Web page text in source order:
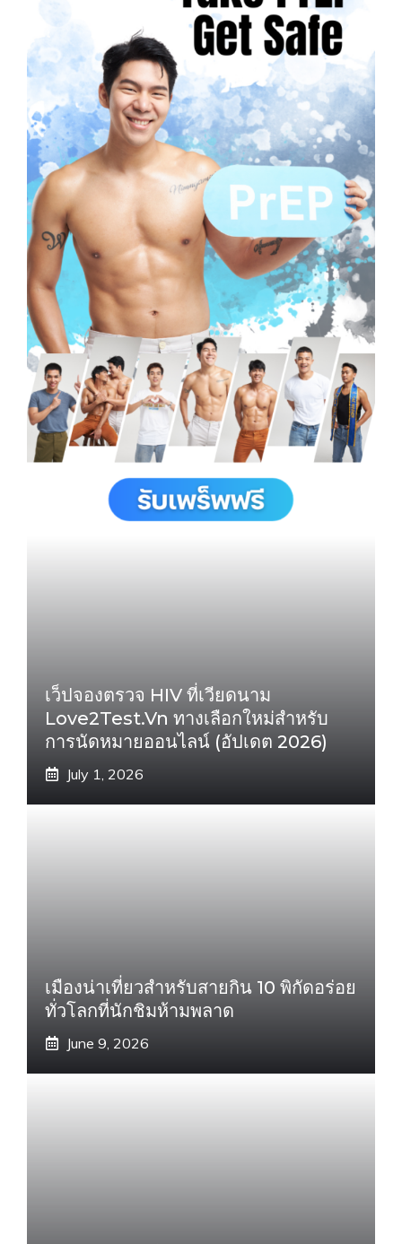
เว็ปจองตรวจ HIV ที่เวียดนาม
Love2Test.vn ทางเลือกใหม่สำหรับ
การนัดหมายออนไลน์ (อัปเดต 2026)
July 1, 2026
เมืองน่าเที่ยวสำหรับสายกิน 10 พิกัดอร่อย
ทั่วโลกที่นักชิมห้ามพลาด
June 9, 2026